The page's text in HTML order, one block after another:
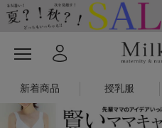
新着商品 授乳服